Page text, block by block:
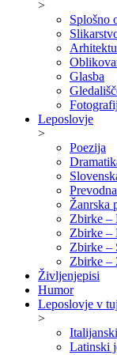
>
Splošno
Glasba
Leposlovje
>
Poezija
Žanrska
Zbirke –
Zbirke –
Zbirke –
Zbirke –
Življenjepisi
Humor
Leposlovje v
>
Latinski